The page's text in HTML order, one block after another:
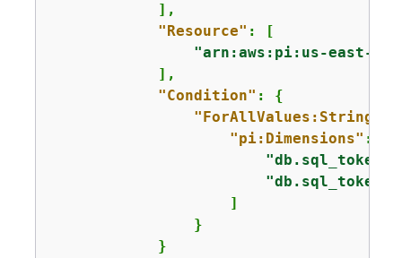
            ],
"Resource" : [
"arn:aws:pi:us-east-
            ],
"Condition" : {
"pi:Dimensions" : [
                    ]
                }
            }